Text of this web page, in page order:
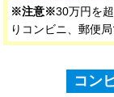
※注意※30万円を
りコンビニ、郵便
コン